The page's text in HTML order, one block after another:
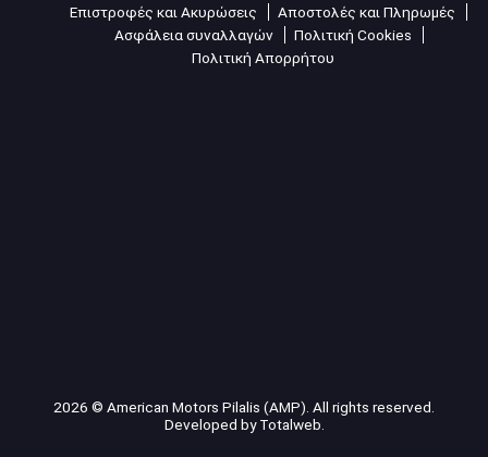
Επιστροφές και Ακυρώσεις
Αποστολές και Πληρωμές
Ασφάλεια συναλλαγών
Πολιτική Cookies
Πολιτική Απορρήτου
2026 © American Motors Pilalis (AMP). All rights reserved.
Developed byTotalweb